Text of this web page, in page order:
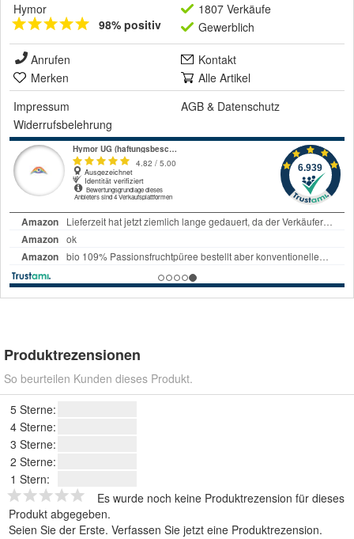
Hymor
98% positiv
1807 Verkäufe
Gewerblich
Anrufen
Kontakt
Merken
Alle Artikel
Impressum
AGB & Datenschutz
Widerrufsbelehrung
Produktrezensionen
So beurteilen Kunden dieses Produkt.
5 Sterne:
4 Sterne:
3 Sterne:
2 Sterne:
1 Stern:
Es wurde noch keine Produktrezension für dieses
Produkt abgegeben.
Seien Sie der Erste. Verfassen Sie jetzt eine Produktrezension.